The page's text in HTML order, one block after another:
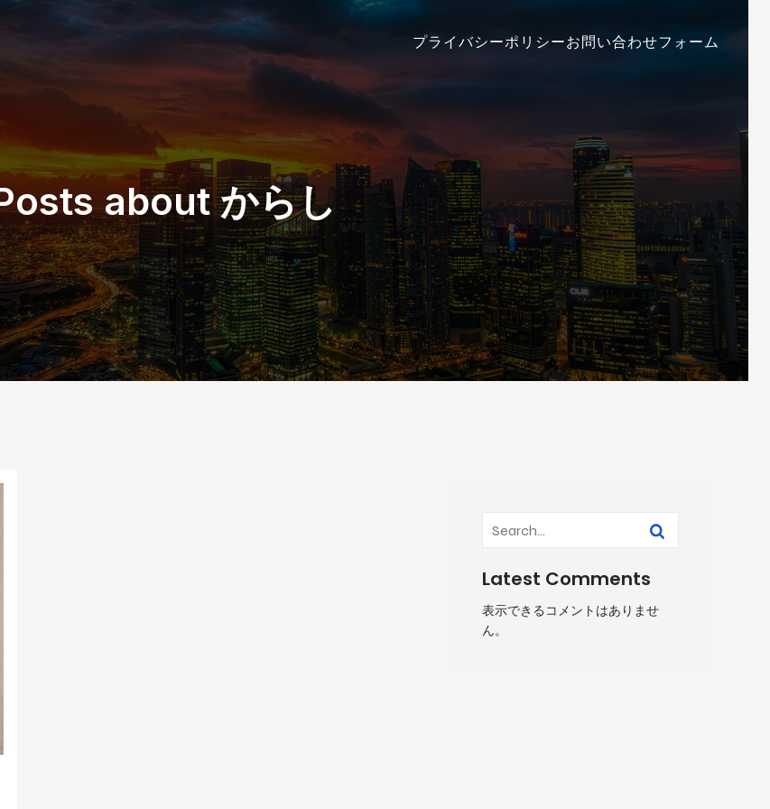
プライバシーポリシーお問い合わせフォーム
about からし
Latest Comments
表示できるコメントはありませ
ん。